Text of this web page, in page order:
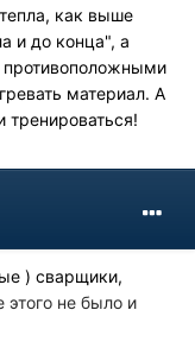
как выше
и до конца", а
противоположными
материал. А
тренироваться!
) сварщики,
этого не было и